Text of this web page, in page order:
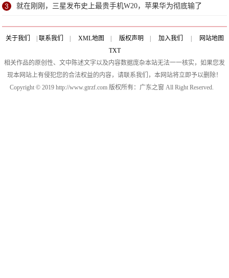
3 就在刚刚，三星发布史上最贵手机W20，苹果华为彻底输了
关于我们 联系我们 XML地图 版权声明 加入我们
网站地图
TXT
相关作品的原创性、文中陈述文字以及内容数据庞杂本站无法一一核实，如果您发
现本网站上有侵犯您的合法权益的内容，请联系我们，本网站将立即予以删除！
Copyright © 2019 http://www.gtrzf.com 版权所有：广东之窗 All Right Reserved.